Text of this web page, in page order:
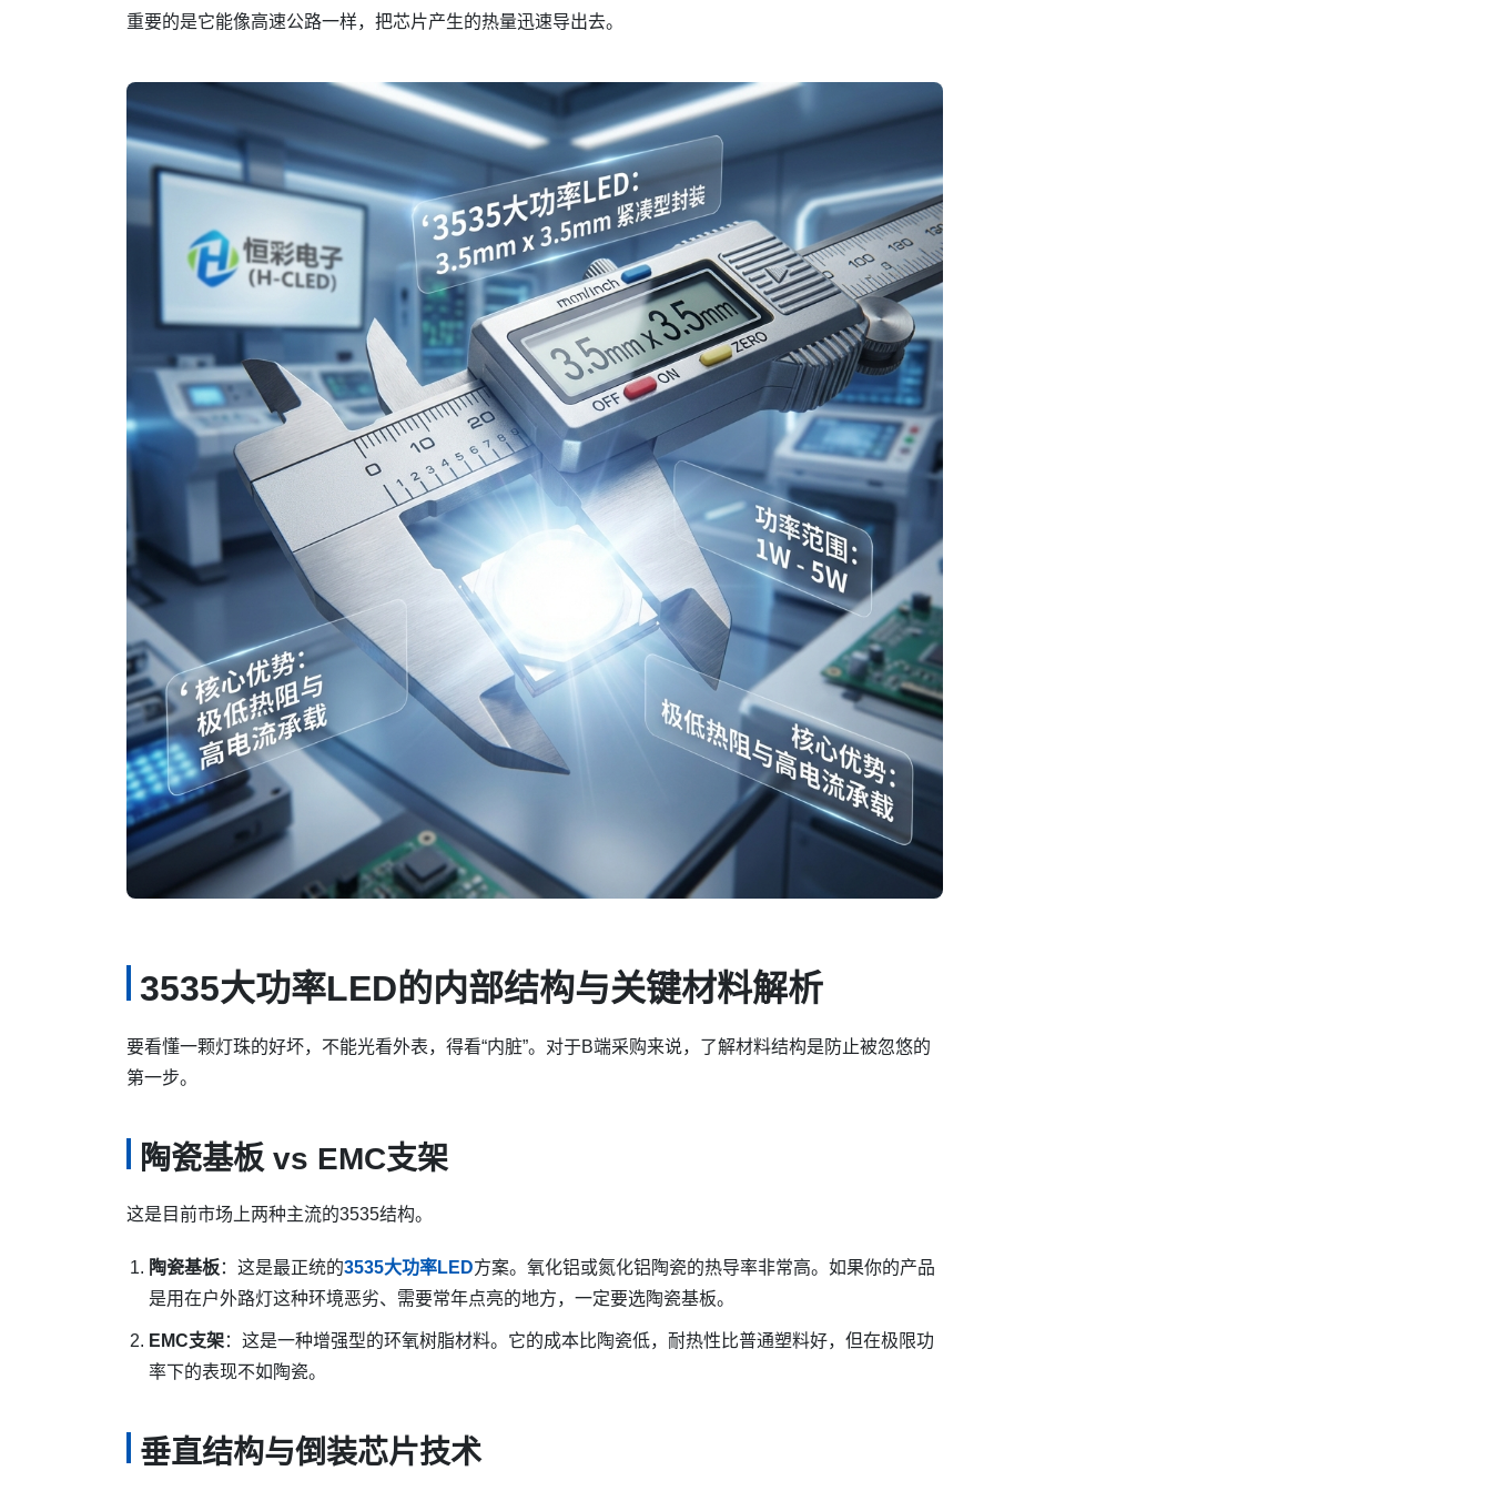
重要的是它能像高速公路一样，把芯片产生的热量迅速导出去。
3535大功率LED的内部结构与关键材料解析
要看懂一颗灯珠的好坏，不能光看外表，得看“内脏”。对于B端采购来说，了解材料结构是防止被忽悠的
第一步。
陶瓷基板 vs EMC支架
这是目前市场上两种主流的3535结构。
陶瓷基板：这是最正统的3535大功率LED方案。氧化铝或氮化铝陶瓷的热导率非常高。如果你的产品
是用在户外路灯这种环境恶劣、需要常年点亮的地方，一定要选陶瓷基板。
EMC支架：这是一种增强型的环氧树脂材料。它的成本比陶瓷低，耐热性比普通塑料好，但在极限功
率下的表现不如陶瓷。
垂直结构与倒装芯片技术